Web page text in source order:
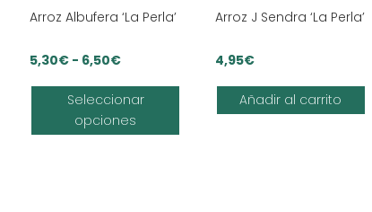
Arroz Albufera ‘La Perla’
5,30€ - 6,50€Rango
de
precios:
desde
Seleccionar
opciones
producto
Arroz J Sendra ‘La Perla’
4,95€
Añadir al carrito